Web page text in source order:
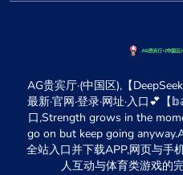
AG贵宾厅·(中国区),【
最新·官网·登录·网址·入口💕
口,Strength grows in the
go on but keep going
全站入口并下载APP,网页与手
人互动与体育类游戏的